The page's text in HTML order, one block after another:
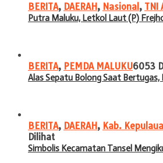
BERITA, DAERAH, Nasional , TNI
Putra Maluku, Letkol Laut (P)
BERITA, PEMDA MALUKU6053
Alas Sepatu Bolong Saat Bertugas,
BERITA, DAERAH, Kab.
Dilihat
Simbolis Kecamatan Tansel